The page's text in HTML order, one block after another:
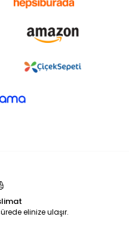
elinize ulaşır.